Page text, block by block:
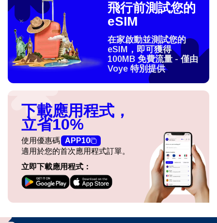
飛行前測試您的
eSIM
在家啟動並測試您的
eSIM，即可獲得
100MB 免費流量 - 僅由
Voye 特別提供
下載應用程式，
立省10%
使用優惠碼 APP10
適用於您的首次應用程式訂單。
立即下載應用程式：